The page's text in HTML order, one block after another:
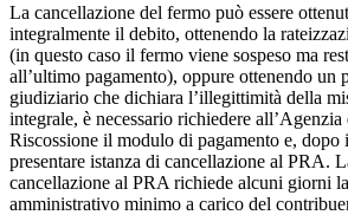
La cancellazione del fermo può essere
integralmente il debito, ottenendo la
(in questo caso il fermo viene sospeso ma
all’ultimo pagamento), oppure ottenendo un
giudiziario che dichiara l’illegittimità della
integrale, è necessario richiedere
Riscossione il modulo di pagamento e, dopo
presentare istanza di cancellazione al PRA.
cancellazione al PRA richiede alcuni giorni
amministrativo minimo a carico del